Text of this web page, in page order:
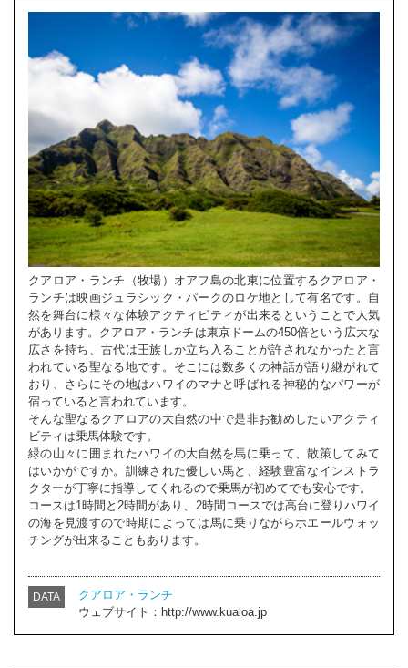
クアロア・ランチ（牧場）オアフ島の北東に位置するクアロア・
ランチは映画ジュラシック・パークのロケ地として有名です。自
然を舞台に様々な体験アクティビティが出来るということで人気
があります。クアロア・ランチは東京ドームの450倍という広大な
広さを持ち、古代は王族しか立ち入ることが許されなかったと言
われている聖なる地です。そこには数多くの神話が語り継がれて
おり、さらにその地はハワイのマナと呼ばれる神秘的なパワーが
宿っていると言われています。
そんな聖なるクアロアの大自然の中で是非お勧めしたいアクティ
ビティは乗馬体験です。
緑の山々に囲まれたハワイの大自然を馬に乗って、散策してみて
はいかがですか。訓練された優しい馬と、経験豊富なインストラ
クターが丁寧に指導してくれるので乗馬が初めてでも安心です。
コースは1時間と2時間があり、2時間コースでは高台に登りハワイ
の海を見渡すので時期によっては馬に乗りながらホエールウォッ
チングが出来ることもあります。
DATA
クアロア・ランチ
ウェブサイト：http://www.kualoa.jp